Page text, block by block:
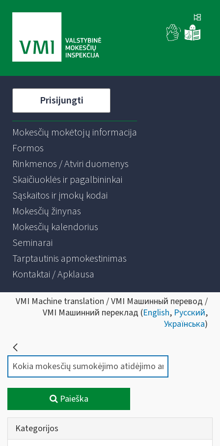
Prisijungti
Mokesčių mokėtojų informacija
Formos
Rinkmenos / Atviri duomenys
Skaičiuoklės ir pagalbininkai
Sąskaitos ir įmokų kodai
Mokesčių žinynas
Mokesčių kalendorius
Seminarai
Tarptautinis apmokestinimas
Kontaktai / Apklausa
VMI Machine translation / VMI Машинный перевод /
VMI Машинний переклад (English, Русский,
Українська)
Paieška
Kategorijos